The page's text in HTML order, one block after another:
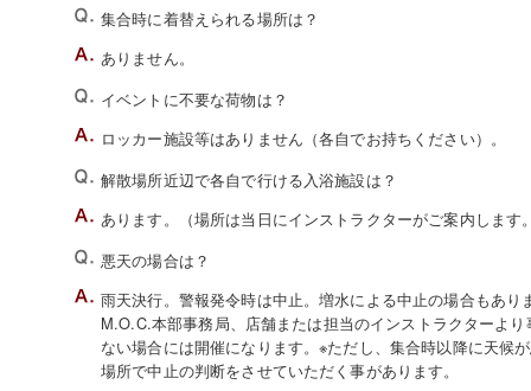
集合時に着替えられる場所は？
ありません。
イベントに不要な荷物は？
ロッカー施設等はありません（各自でお持ちください）。
解散場所近辺で各自で行ける入浴施設は？
あります。（場所は当日にインストラクターがご案内します
悪天の場合は？
雨天決行。警報発令時は中止。増水による中止の場合もあ
M.O.C.本部事務局、店舗または担当のインストラクターよ
ない場合には開催になります。※ただし、集合時以降に天候
場所で中止の判断をさせていただく事があります。